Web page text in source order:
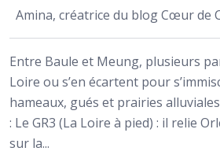
Amina, créatrice du blog Cœur de
Entre Baule et Meung, plusieurs
Loire ou s’en écartent pour
hameaux, gués et prairies
: Le GR3 (La Loire à pied) : il relie
sur la...